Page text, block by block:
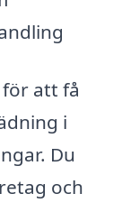
att få
i
Du
och